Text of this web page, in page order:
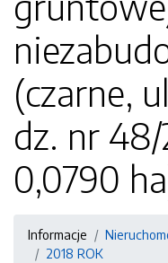
(czarne,
dz. nr
0,0790
Informacje
2018 ROK